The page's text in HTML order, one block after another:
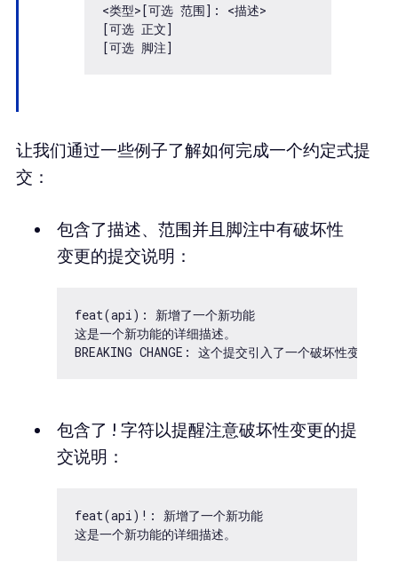
<类型>[可选 范围]: <描述>
[可选 正文]
让我们通过一些例子了解如何完成一个约定式提
交：
包含了描述、范围并且脚注中有破坏性
变更的提交说明：
feat(api): 新增了一个新功能
这是一个新功能的详细描述。
包含了 ! 字符以提醒注意破坏性变更的提
交说明：
feat(api)!: 新增了一个新功能